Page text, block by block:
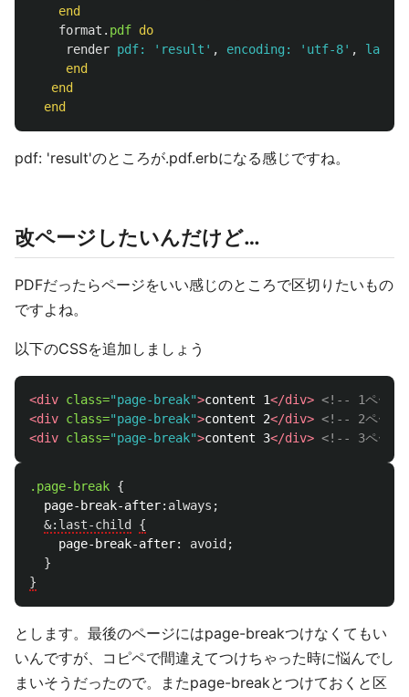
end
format . pdf do
render pdf: 'result' , encoding: 'utf-8' ,
end
end
end
pdf: 'result'のところが.pdf.erbになる感じですね。
改ページしたいんだけど…
PDFだったらページをいい感じのところで区切りたいもの
ですよね。
以下のCSSを追加しましょう
<div class="page-break">content 1</div> <!-- 1ページ
<div class="page-break">content 2</div> <!-- 2ページ
<div class="page-break">content 3</div> <!-- 3ページ
.page-break {
page-break-after: always ;
&:last-child
{
page-break-after: avoid ;
}
}
とします。最後のページにはpage-breakつけなくてもい
いんですが、コピペで間違えてつけちゃった時に悩んでし
まいそうだったので。またpage-breakとつけておくと区